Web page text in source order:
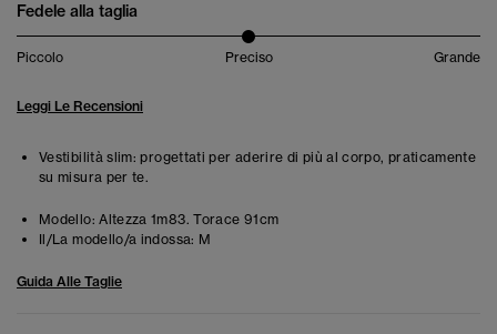
Fedele alla taglia
Piccolo Preciso Grande
Leggi Le Recensioni
Vestibilità slim: progettati per aderire di più al corpo, praticamente
su misura per te.
Modello: Altezza 1m83. Torace 91cm
Il/La modello/a indossa: M
Guida Alle Taglie